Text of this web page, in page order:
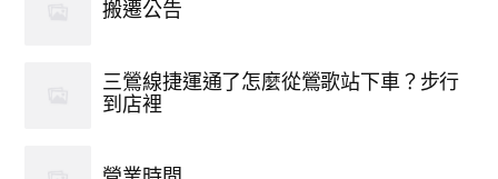
搬遷公告
三鶯線捷運通了怎麼從鶯歌站下車？步行
到店裡